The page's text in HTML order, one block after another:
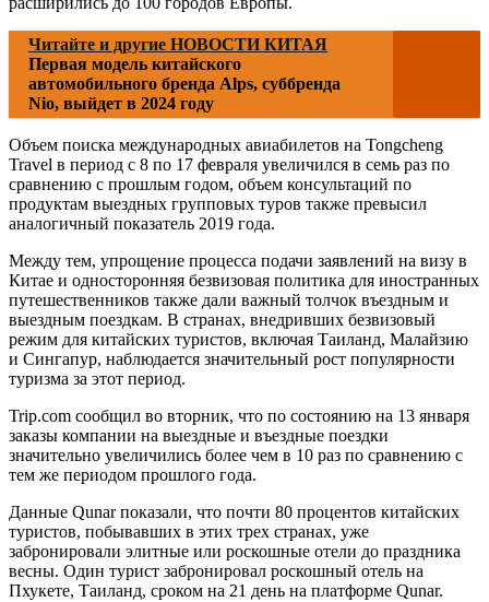
Читайте и другие НОВОСТИ КИТАЯ
Первая модель китайского
автомобильного бренда Alps, суббренда
Nio, выйдет в 2024 году
Объем поиска международных авиабилетов на Tongcheng
Travel в период с 8 по 17 февраля увеличился в семь раз по
сравнению с прошлым годом, объем консультаций по
продуктам выездных групповых туров также превысил
аналогичный показатель 2019 года.
Между тем, упрощение процесса подачи заявлений на визу в
Китае и односторонняя безвизовая политика для иностранных
путешественников также дали важный толчок въездным и
выездным поездкам. В странах, внедривших безвизовый
режим для китайских туристов, включая Таиланд, Малайзию
и Сингапур, наблюдается значительный рост популярности
туризма за этот период.
Trip.com сообщил во вторник, что по состоянию на 13 января
заказы компании на выездные и въездные поездки
значительно увеличились более чем в 10 раз по сравнению с
тем же периодом прошлого года.
Данные Qunar показали, что почти 80 процентов китайских
туристов, побывавших в этих трех странах, уже
забронировали элитные или роскошные отели до праздника
весны. Один турист забронировал роскошный отель на
Пхукете, Таиланд, сроком на 21 день на платформе Qunar.